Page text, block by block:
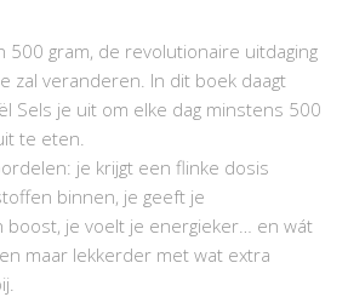
500 gram, de revolutionaire uitdaging
zal veranderen. In dit boek daagt
Sels je uit om elke dag minstens 500
te eten.
je krijgt een flinke dosis
binnen, je geeft je
boost, je voelt je energieker… en wát
maar lekkerder met wat extra